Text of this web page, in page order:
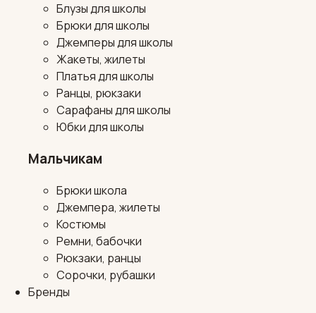
Блузы для школы
Брюки для школы
Джемперы для школы
Жакеты, жилеты
Платья для школы
Ранцы, рюкзаки
Сарафаны для школы
Юбки для школы
Мальчикам
Брюки школа
Джемпера, жилеты
Костюмы
Ремни, бабочки
Рюкзаки, ранцы
Сорочки, рубашки
Бренды